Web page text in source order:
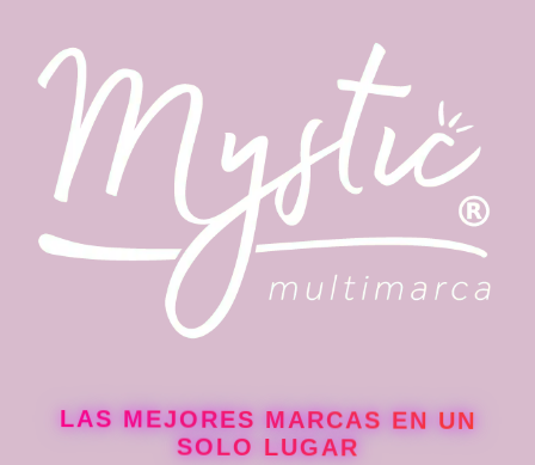
LAS MEJORES MARCAS EN UN
SOLO LUGAR